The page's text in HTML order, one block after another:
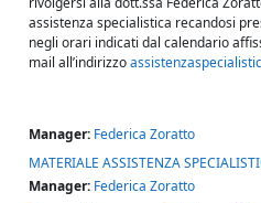
assistenza specialistica recandosi
negli orari indicati dal calendario
mail all’indirizzo
Manager: Federica Zoratto
MATERIALE ASSISTENZA
Manager: Federica Zoratto